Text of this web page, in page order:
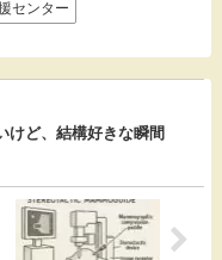
センター
けど、結構好きな瞬間